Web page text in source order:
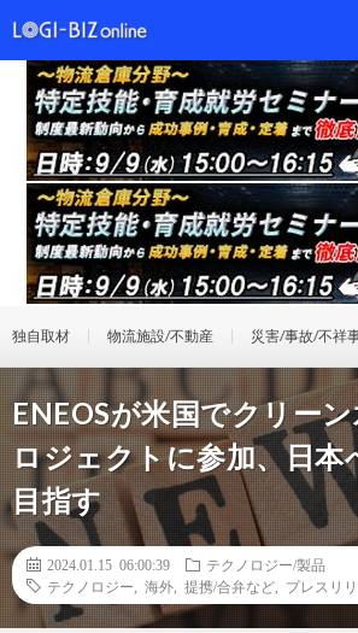
独自取材 物流施設/不動産 災害/事故/不祥
ENEOSが米国でクリー
ロジェクトに参加、日本
目指す
2024.01.15 06:00:39
テクノロジー/製品
テクノロジー
海外 提携/合弁など プレスリ